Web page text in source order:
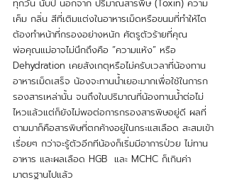
ทุกวัน นับปี นอกจาก ปริมาณสารพิษ (Toxin) ความ
เค็ม กลิ่น สีที่เติมแต่งในอาหารเม็ดหรือขนมที่ทำให้ไต
ต้องทำหน้าที่กรองอย่างหนัก ศัตรูตัวร้ายที่คุณ
พ่อคุณแม่อาจไม่นึกถึงคือ “ความแห้ง” หรือ
Dehydration เคยสังเกตุหรือไม่ครับเวลาที่น้องทาน
อาหารเม็ดเสร็จ น้องจะทานน้ำเยอะมากเพื่อใช้ในการก
รองสารเหล่านั้น จนถึงในปริมาณที่น้องทานน้ำต่อไม่
ไหวแล้วแต่ก็ยังไม่พอต่อการกรองสารพิษอยู่ดี ผลที่
ตามมาก็คือสารพิษที่ตกค้างอยู่ในกระแสเลือด สะสมเข้า
เรื่อยๆ กว่าจะรู้ตัวอีกทีน้องก็เริ่มมีอาการป่วย ไม่ทาน
อาหาร และผลเลือด HGB  และ MCHC ก็เกินค่า
มาตรฐานไปแล้ว